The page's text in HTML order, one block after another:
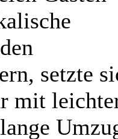
setzte
mit